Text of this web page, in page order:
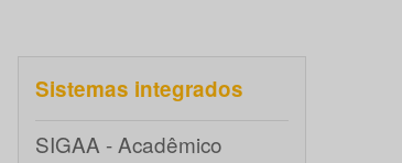
Sistemas integrados
SIGAA - Acadêmico